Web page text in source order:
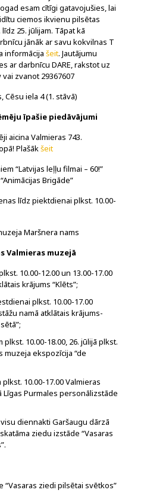
esam cītīgi gatavojušies, lai
ciemos ikvienu pilsētas
25. jūlijam. Tāpat kā
jānāk ar savu kokvilnas T
informācija šeit. Jautājumu
ar darbnīcu DARE, rakstot uz
zvanot 29367607
Cēsu iela 4 (1. stāvā)
īpašie piedāvājumi
aicina Valmieras 743.
Plašākšeit
“Latvijas leļļu filmai – 60!”
Brigāde”
līdz piektdienai plkst. 10.00-
Maršnera nams
Valmieras muzejā
10.00-12.00 un 13.00-17.00
krājums “Klēts”;
plkst. 10.00-17.00
namā atklātais krājums-
plkst. 10.00-18.00, 26. jūlijā plkst.
muzeja ekspozīcija “de
10.00-17.00 Valmieras
Līgas Purmales personālizstāde
diennakti Garšaugu dārzā
ziedu izstāde “Vasaras
ziedi pilsētai svētkos”